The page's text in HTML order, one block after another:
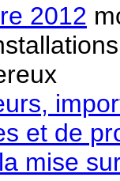
2012
et de
mise